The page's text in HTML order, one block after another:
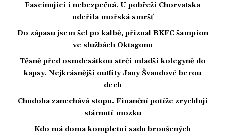
Fascinující i nebezpečná. U pobřeží Chorvatska
udeřila mořská smršť
Do zápasu jsem šel po kalbě, přiznal BKFC šampion
ve službách Oktagonu
Těsně před osmdesátkou strčí mladší kolegyně do
kapsy. Nejkrásnější outfity Jany Švandové berou
dech
Chudoba zanechává stopu. Finanční potíže zrychlují
stárnutí mozku
Kdo má doma kompletní sadu broušených